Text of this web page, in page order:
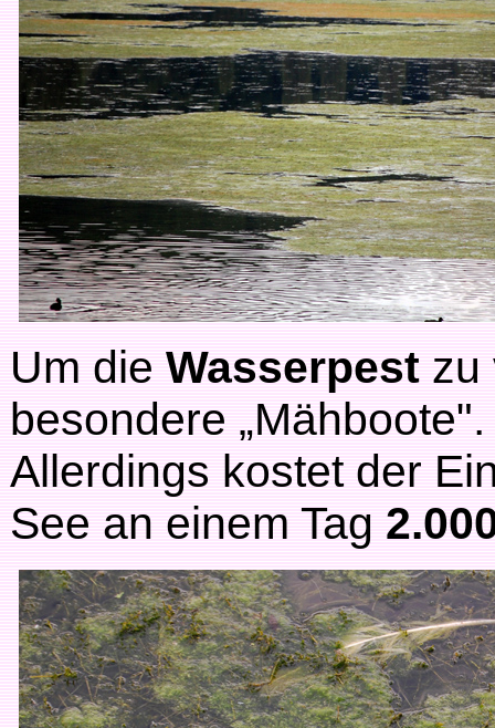
Um dieWasserpestzu
besondere „Mähboote".
Allerdings kostet der
See an einem Tag